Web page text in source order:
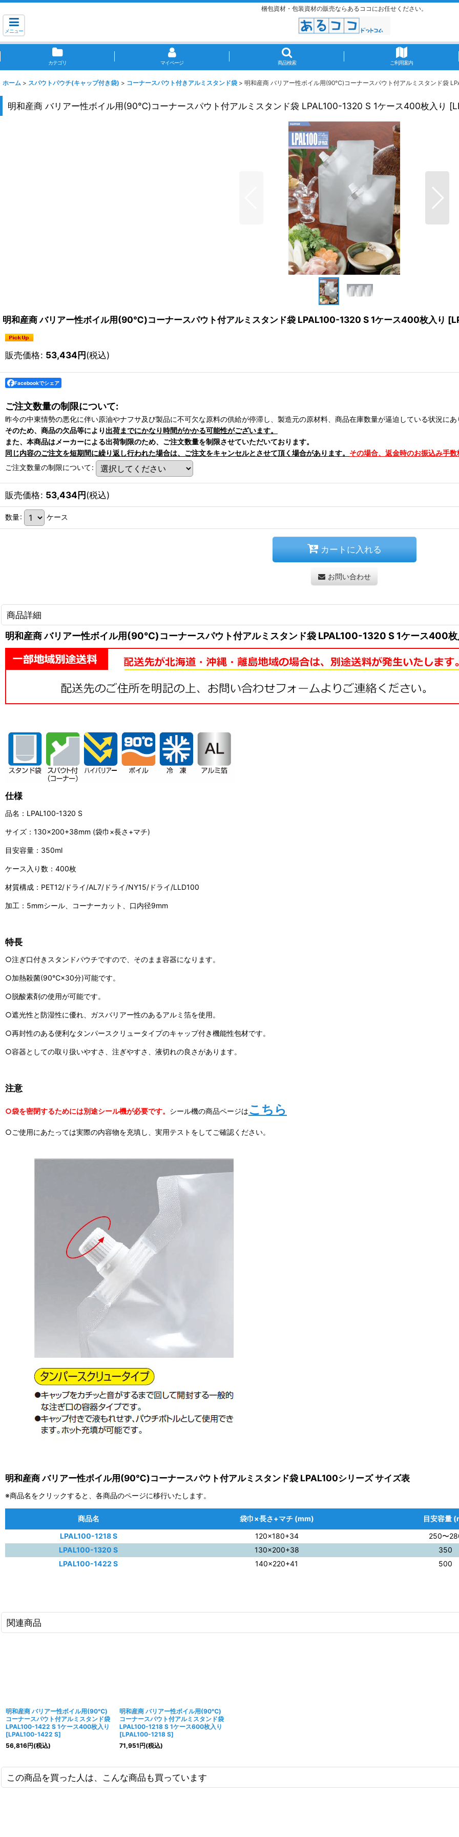
梱包資材・包装資材の販売ならあるココにお任せください。
メニュー
カテゴリ マイページ 商品検索 ご利用案内
ホーム > スパウトパウチ(キャップ付き袋) > コーナースパウト付きアルミスタンド袋 > 明和産商 バリアー性ボイル用(90℃)コーナースパウト付アルミスタンド袋
明和産商 バリアー性ボイル用(90℃)コーナースパウト付アルミスタンド袋 LPAL100-1320 S 1ケース400枚入り [
明和産商 バリアー性ボイル用(90℃)コーナースパウト付アルミスタンド袋 LPAL100-1320 S 1ケース400枚入り [
販売価格: 53,434円(税込)
Facebookでシェア
ご注文数量の制限について:
昨今の中東情勢の悪化に伴い原油やナフサ及び製品に不可欠な原料の供給が停滞し、製造元の原材料、商品在庫数量が逼迫している状況にあ
そのため、商品の欠品等により 出荷までにかなり時間がかかる可能性がございます。
また、本商品はメーカーによる出荷制限のため、ご注文数量を制限させていただいております。
同じ内容のご注文を短期間に繰り返し行われた場合は、ご注文をキャンセルとさせて頂く場合があります。 その場合、返金時のお振込み手
ご注文数量の制限について:
販売価格: 53,434円(税込)
数量: ケース
カートに入れる
お問い合わせ
商品詳細
明和産商 バリアー性ボイル用(90℃)コーナースパウト付アルミスタンド袋 LPAL100-1320 S 1ケース400枚
仕様
品名：LPAL100-1320 S
サイズ：130×200+38mm (袋巾×長さ+マチ)
目安容量：350ml
ケース入り数：400枚
材質構成：PET12/ドライ/AL7/ドライ/NY15/ドライ/LLD100
加工：5mmシール、コーナーカット、口内径9mm
特長
○注ぎ口付きスタンドパウチですので、そのまま容器になります。
○加熱殺菌(90℃×30分)可能です。
○脱酸素剤の使用が可能です。
○遮光性と防湿性に優れ、ガスバリアー性のあるアルミ箔を使用。
○再封性のある便利なタンパースクリュータイプのキャップ付き機能性包材です。
○容器としての取り扱いやすさ、注ぎやすさ、液切れの良さがあります。
注意
○袋を密閉するためには別途シール機が必要です。 シール機の商品ページはこちら
○ご使用にあたっては実際の内容物を充填し、実用テストをしてご確認ください。
明和産商 バリアー性ボイル用(90℃)コーナースパウト付アルミスタンド袋 LPAL100シリーズ サイズ表
※商品名をクリックすると、各商品のページに移行いたします。
商品名 袋巾×長さ+マチ (mm)
目安容量
LPAL100-1218 S
120×180+34
250〜
LPAL100-1320 S
130×200+38
350
LPAL100-1422 S
140×220+41 500
関連商品
明和産商 バリアー性ボイル用(90℃)
コーナースパウト付アルミスタンド袋
LPAL100-1422 S 1ケース400枚入り
[LPAL100-1422 S]
56,816円(税込)
明和産商 バリアー性ボイル用(90℃)
コーナースパウト付アルミスタンド袋
LPAL100-1218 S 1ケース600枚入り
[LPAL100-1218 S]
71,951円(税込)
この商品を買った人は、こんな商品も買っています